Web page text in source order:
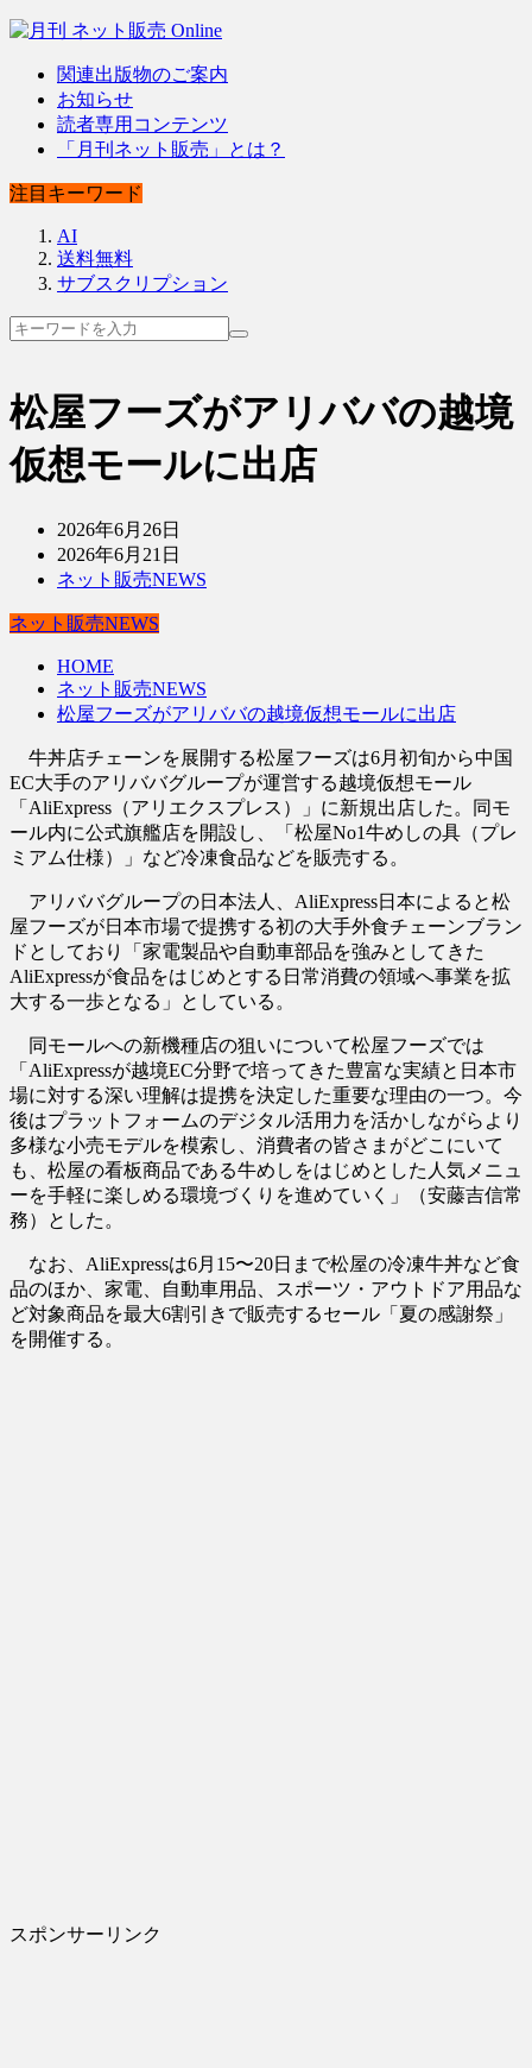
関連出版物のご案内
お知らせ
読者専用コンテンツ
「月刊ネット販売」とは？
注目キーワード
AI
送料無料
サブスクリプション
松屋フーズがアリババの越境
仮想モールに出店
2026年6月26日
2026年6月21日
ネット販売NEWS
ネット販売NEWS
HOME
ネット販売NEWS
松屋フーズがアリババの越境仮想モールに出店
牛丼店チェーンを展開する松屋フーズは6月初旬から中国
EC大手のアリババグループが運営する越境仮想モール
「AliExpress（アリエクスプレス）」に新規出店した。同モ
ール内に公式旗艦店を開設し、「松屋No1牛めしの具（プレ
ミアム仕様）」など冷凍食品などを販売する。
アリババグループの日本法人、AliExpress日本によると松
屋フーズが日本市場で提携する初の大手外食チェーンブラン
ドとしており「家電製品や自動車部品を強みとしてきた
AliExpressが食品をはじめとする日常消費の領域へ事業を拡
大する一歩となる」としている。
同モールへの新機種店の狙いについて松屋フーズでは
「AliExpressが越境EC分野で培ってきた豊富な実績と日本市
場に対する深い理解は提携を決定した重要な理由の一つ。今
後はプラットフォームのデジタル活用力を活かしながらより
多様な小売モデルを模索し、消費者の皆さまがどこにいて
も、松屋の看板商品である牛めしをはじめとした人気メニュ
ーを手軽に楽しめる環境づくりを進めていく」（安藤吉信常
務）とした。
なお、AliExpressは6月15〜20日まで松屋の冷凍牛丼など食
品のほか、家電、自動車用品、スポーツ・アウトドア用品な
ど対象商品を最大6割引きで販売するセール「夏の感謝祭」
を開催する。
スポンサーリンク